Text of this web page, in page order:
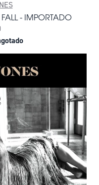
- IMPORTADO